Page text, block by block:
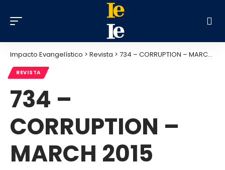
Impacto Evangelístico > Revista > 734 – CORRUPTION – MARCH 2015
REVISTA
734 –
CORRUPTION –
MARCH 2015